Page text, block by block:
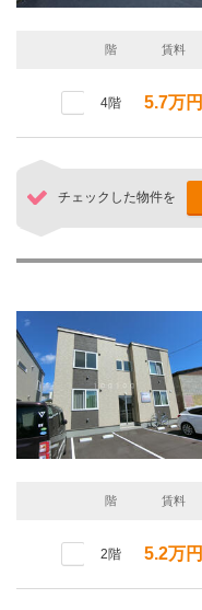
階 賃料
4階 5.7万円
チェックした物件を
階 賃料
2階 5.2万円